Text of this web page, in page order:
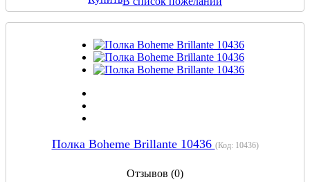
Полка Boheme Brillante 10436 (Код: 10436)
Отзывов (0)